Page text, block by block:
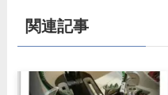
関連記事